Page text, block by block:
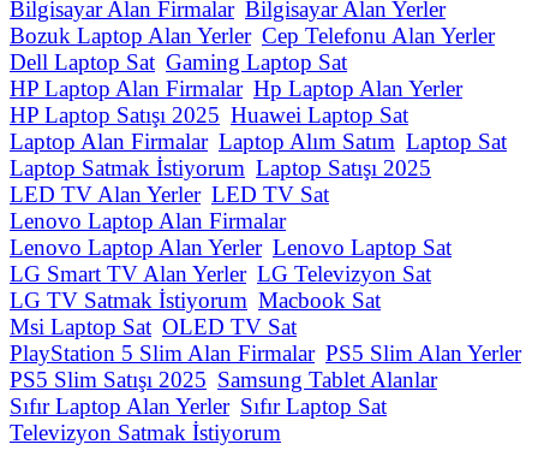
Bilgisayar Alan Firmalar Bilgisayar Alan Yerler
Bozuk Laptop Alan Yerler Cep Telefonu Alan Yerler
Dell Laptop Sat Gaming Laptop Sat
HP Laptop Alan Firmalar Hp Laptop Alan Yerler
HP Laptop Satışı 2025 Huawei Laptop Sat
Laptop Alan Firmalar Laptop Alım Satım Laptop Sat
Laptop Satmak İstiyorum Laptop Satışı 2025
LED TV Alan Yerler LED TV Sat
Lenovo Laptop Alan Firmalar
Lenovo Laptop Alan Yerler Lenovo Laptop Sat
LG Smart TV Alan Yerler LG Televizyon Sat
LG TV Satmak İstiyorum Macbook Sat
Msi Laptop Sat OLED TV Sat
PlayStation 5 Slim Alan Firmalar PS5 Slim Alan Yerler
PS5 Slim Satışı 2025 Samsung Tablet Alanlar
Sıfır Laptop Alan Yerler Sıfır Laptop Sat
Televizyon Satmak İstiyorum